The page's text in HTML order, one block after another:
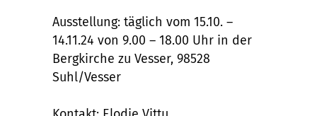
Ausstellung: täglich vom 15.10. –
14.11.24 von 9.00 – 18.00 Uhr in der
Bergkirche zu Vesser, 98528
Suhl/Vesser